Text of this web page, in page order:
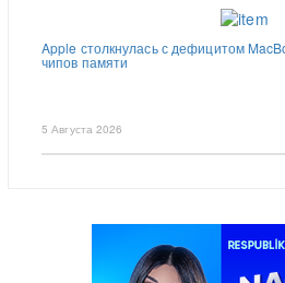
Apple столкнулась с дефицитом
чипов памяти
5 Августа 2026